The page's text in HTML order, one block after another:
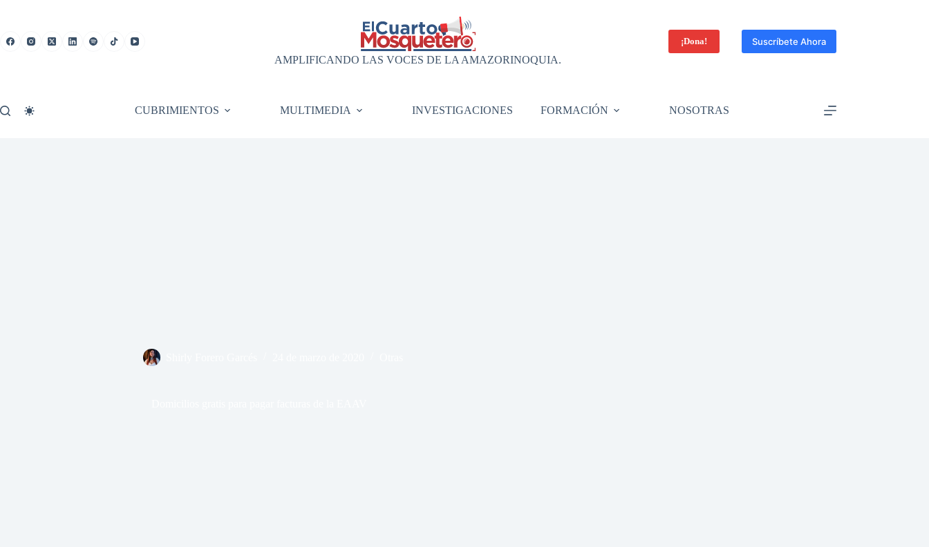
AMPLIFICANDO LAS VOCES DE LA AMAZORINOQUIA.
¡Dona! Suscríbete Ahora
CUBRIMIENTOS MULTIMEDIA INVESTIGACIONES FORMACIÓN NOSOTRAS